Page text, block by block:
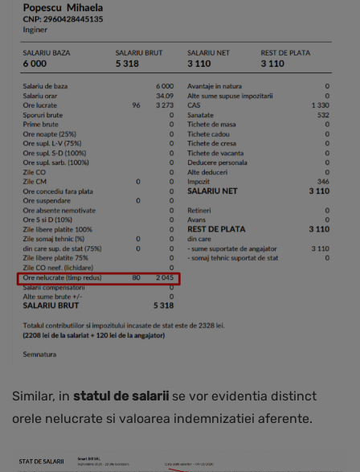
Similar, in statul de salarii se vor evidentia distinct
orele nelucrate si valoarea indemnizatiei aferente.